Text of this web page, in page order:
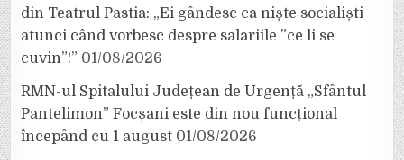
din Teatrul Pastia: „Ei gândesc ca niște socialiști
atunci când vorbesc despre salariile ”ce li se
cuvin”!” 01/08/2026
RMN-ul Spitalului Județean de Urgență „Sfântul
Pantelimon” Focșani este din nou funcțional
începând cu 1 august 01/08/2026